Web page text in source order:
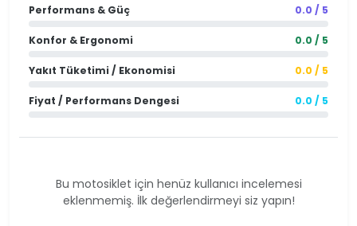
Performans & Güç 0.0 / 5
Konfor & Ergonomi 0.0 / 5
Yakıt Tüketimi / Ekonomisi 0.0 / 5
Fiyat / Performans Dengesi 0.0 / 5
Bu motosiklet için henüz kullanıcı incelemesi
eklenmemiş. İlk değerlendirmeyi siz yapın!